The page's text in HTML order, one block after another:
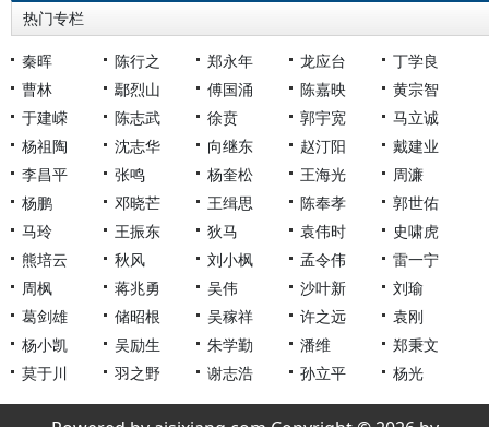
热门专栏
秦晖 陈行之 郑永年 龙应台
丁学良
曹林
鄢烈山 傅国涌 陈嘉映
黄宗智
于建嵘
陈志武 徐贲 郭宇宽
马立诚
杨祖陶
沈志华 向继东 赵汀阳
戴建业
李昌平
张鸣 杨奎松 王海光
周濂
杨鹏
邓晓芒 王缉思 陈奉孝
郭世佑
马玲
王振东 狄马 袁伟时
史啸虎
熊培云
秋风 刘小枫 孟令伟
雷一宁
周枫
蒋兆勇 吴伟 沙叶新
刘瑜
葛剑雄
储昭根 吴稼祥 许之远
袁刚
杨小凯
吴励生 朱学勤 潘维
郑秉文
莫于川
羽之野 谢志浩 孙立平 杨光